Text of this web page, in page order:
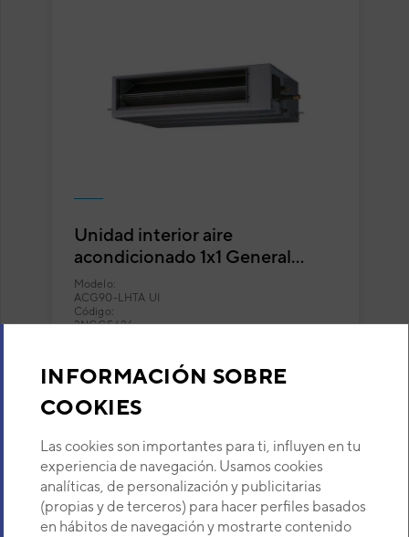
INFORMACIÓN SOBRE
COOKIES
Las cookies son importantes para ti, influyen en tu
experiencia de navegación. Usamos cookies
analíticas, de personalización y publicitarias
(propias y de terceros) para hacer perfiles basados
en hábitos de navegación y mostrarte contenido
Unidad interior aire
acondicionado 1x1 General
ACG90-LHTA split conducto
Modelo:
ACG90-LHTA UI
Código:
3NGG5626
VER DETALLE
(current)